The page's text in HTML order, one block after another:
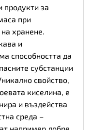
продукти за
при
хранене.
и
способността да
субстанции
свойство,
киселина, е
и въздейства
среда –
например добре